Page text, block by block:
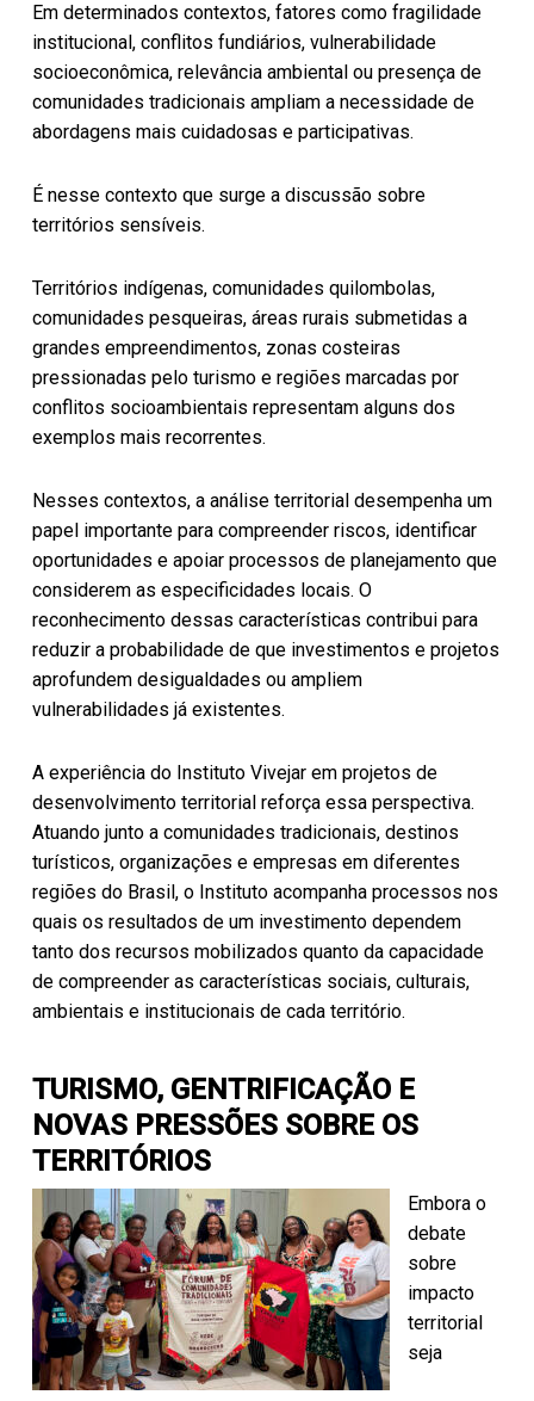
Em determinados contextos, fatores como fragilidade
institucional, conflitos fundiários, vulnerabilidade
socioeconômica, relevância ambiental ou presença de
comunidades tradicionais ampliam a necessidade de
abordagens mais cuidadosas e participativas.
É nesse contexto que surge a discussão sobre
territórios sensíveis.
Territórios indígenas, comunidades quilombolas,
comunidades pesqueiras, áreas rurais submetidas a
grandes empreendimentos, zonas costeiras
pressionadas pelo turismo e regiões marcadas por
conflitos socioambientais representam alguns dos
exemplos mais recorrentes.
Nesses contextos, a análise territorial desempenha um
papel importante para compreender riscos, identificar
oportunidades e apoiar processos de planejamento que
considerem as especificidades locais. O
reconhecimento dessas características contribui para
reduzir a probabilidade de que investimentos e projetos
aprofundem desigualdades ou ampliem
vulnerabilidades já existentes.
A experiência do Instituto Vivejar em projetos de
desenvolvimento territorial reforça essa perspectiva.
Atuando junto a comunidades tradicionais, destinos
turísticos, organizações e empresas em diferentes
regiões do Brasil, o Instituto acompanha processos nos
quais os resultados de um investimento dependem
tanto dos recursos mobilizados quanto da capacidade
de compreender as características sociais, culturais,
ambientais e institucionais de cada território.
TURISMO, GENTRIFICAÇÃO E
NOVAS PRESSÕES SOBRE OS
TERRITÓRIOS
Embora o
debate
sobre
impacto
territorial
seja